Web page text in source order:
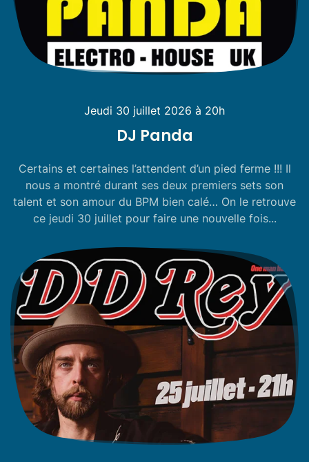
Jeudi 30 juillet 2026 à 20h
DJ Panda
Certains et certaines l’attendent d’un pied ferme !!! Il
nous a montré durant ses deux premiers sets son
talent et son amour du BPM bien calé… On le retrouve
ce jeudi 30 juillet pour faire une nouvelle fois...